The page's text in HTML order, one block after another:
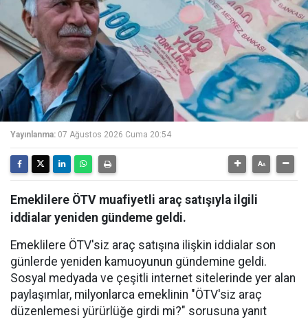
Yayınlanma: 07 Ağustos 2026 Cuma 20:54
Emeklilere ÖTV muafiyetli araç satışıyla ilgili
iddialar yeniden gündeme geldi.
Emeklilere ÖTV'siz araç satışına ilişkin iddialar son
günlerde yeniden kamuoyunun gündemine geldi.
Sosyal medyada ve çeşitli internet sitelerinde yer alan
paylaşımlar, milyonlarca emeklinin "ÖTV'siz araç
düzenlemesi yürürlüğe girdi mi?" sorusuna yanıt